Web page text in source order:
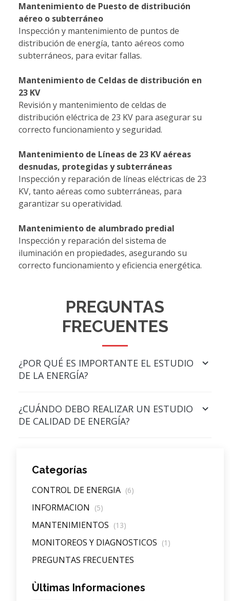
Mantenimiento de Puesto de distribución
aéreo o subterráneo
Inspección y mantenimiento de puntos de
distribución de energía, tanto aéreos como
subterráneos, para evitar fallas.
Mantenimiento de Celdas de distribución en
23 KV
Revisión y mantenimiento de celdas de
distribución eléctrica de 23 KV para asegurar su
correcto funcionamiento y seguridad.
Mantenimiento de Líneas de 23 KV aéreas
desnudas, protegidas y subterráneas
Inspección y reparación de líneas eléctricas de 23
KV, tanto aéreas como subterráneas, para
garantizar su operatividad.
Mantenimiento de alumbrado predial
Inspección y reparación del sistema de
iluminación en propiedades, asegurando su
correcto funcionamiento y eficiencia energética.
PREGUNTAS
FRECUENTES
¿POR QUÉ ES IMPORTANTE EL ESTUDIO
DE LA ENERGÍA?
¿CUÁNDO DEBO REALIZAR UN ESTUDIO
DE CALIDAD DE ENERGÍA?
Categorías
CONTROL DE ENERGIA (6)
INFORMACION (5)
MANTENIMIENTOS (13)
MONITOREOS Y DIAGNOSTICOS (1)
PREGUNTAS FRECUENTES
Ùltimas Informaciones